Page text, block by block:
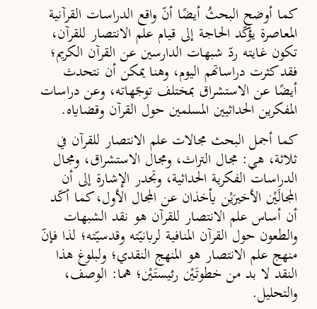
كما أوضح البحثُ أيضًا أنّ واقع الدراسات القرآنية
المعاصرة يؤكّد الحاجة إلى قيام علم الانتصار للقرآن،
تكون غايته ردّ شبهات الدارسين عن القرآن الكريم؛
فقد كثرت دراساتهم اليوم، وهنا يمكن أن نتحدث
أيضًا عن الاستشراق بمختلف توجّهاته، وعن دراسات
المفكرين الحداثيين المسلمين حول القرآن وقضاياه.
كما أجمل البحث مجالات علم الانتصار للقرآن في
ثلاثة، هي: مجال التراث، ومجال الاستشراق، ومجال
الدراسات الفكرية الحداثية، وتجدر الإشارة إلى أن
المجالَيْن الأخيرَيْن يأخذان عن المجال الأول، كما أكّد
أن أساس علم الانتصار للقرآن هو نقد الشبهات
والطعون حول القرآن المنافية لربانيّته وقدسيّته؛ لذا فإنّ
منهج علم الانتصار هو المنهج النقدي؛ ولبلوغ هذا
النقد لا بد من خطوتَيْن رئيستَيْن؛ هما: الوصف،
والتحليل.